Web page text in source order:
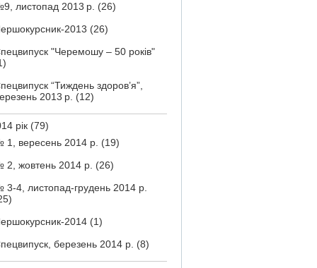
листопад 2013 р. (26)
2013 (26)
"Черемошу – 50 років"
“Тиждень здоров’я”,
2013 р. (12)
рік (79)
1, вересень 2014 р. (19)
2, жовтень 2014 р. (26)
3-4, листопад-грудень 2014 р.
2014 (1)
березень 2014 р. (8)